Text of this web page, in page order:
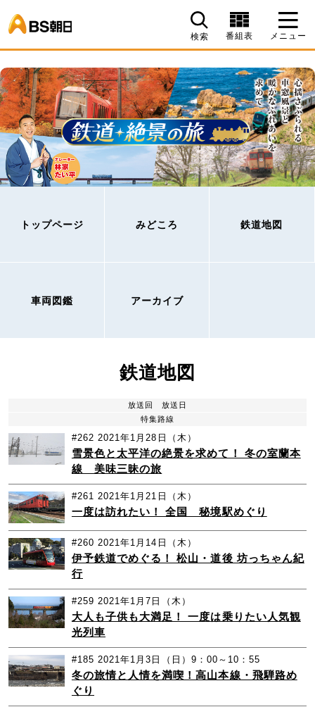
検索 番組表 メニュー
トップページ みどころ 鉄道地図
車両図鑑 アーカイブ
鉄道地図
放送回
放送日
特集路線
#262 2021年1月28日（木）
雪景色と太平洋の絶景を求めて！ 冬の室蘭本
線 美味三昧の旅
#261 2021年1月21日（木）
一度は訪れたい！ 全国 秘境駅めぐり
#260 2021年1月14日（木）
伊予鉄道でめぐる！ 松山・道後 坊っちゃん紀
行
#259 2021年1月7日（木）
大人も子供も大満足！ 一度は乗りたい人気観
光列車
#185 2021年1月3日（日）9：00～10：55
冬の旅情と人情を満喫！高山本線・飛騨路め
ぐり